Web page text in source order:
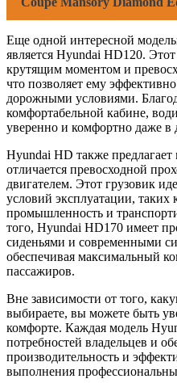
Еще одной интересной
является Hyundai HD120.
крутящим моментом и
что позволяет ему
дорожными условиями.
комфортабельной кабине,
уверенно и комфортно даже в
Hyundai HD также
отличается превосходной
двигателем. Этот грузовик
условий эксплуатации, таких
промышленность и
того, Hyundai HD170 имеет
сиденьями и современными
обеспечивая максимальный
пассажиров.
Вне зависимости от того,
выбираете, вы можете быть
комфорте. Каждая модель
потребностей владельцев и
производительность и
выполнения